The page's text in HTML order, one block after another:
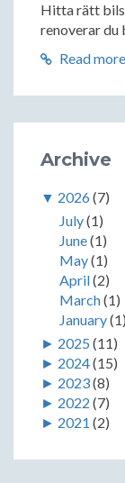
Hitta rätt
renoverar du
Read more
Archive
▼ 2026(7)
July(1)
June(1)
May(1)
April(2)
March(1)
January(1)
► 2025 (11)
► 2024(15)
► 2023(8)
► 2022 (7)
► 2021 (2)